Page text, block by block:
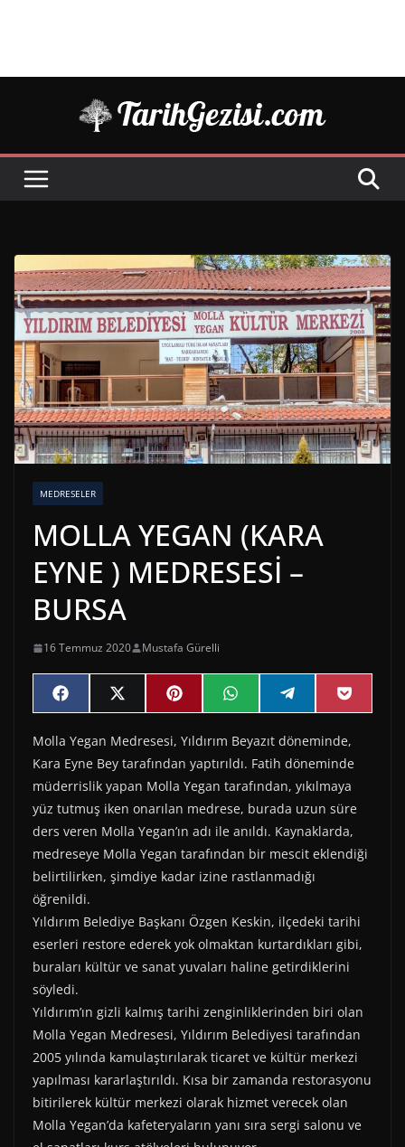
MEDRESELER
MOLLA YEGAN (KARA
EYNE ) MEDRESESİ –
BURSA
16 Temmuz 2020 Mustafa Gürelli
Share
on
F
a
e
b
o
o
k
Share
on
X
(
w
i
t
t
e
r
)
Share
on
P
i
t
e
r
e
s
t
Share
on
W
h
t
s
A
p
p
Share
on
e
e
g
r
a
m
Share
on
P
o
e
t
Molla Yegan Medresesi, Yıldırım Beyazıt döneminde,
Kara Eyne Bey tarafından yaptırıldı. Fatih döneminde
müderrislik yapan Molla Yegan tarafından, yıkılmaya
yüz tutmuş iken onarılan medrese, burada uzun süre
ders veren Molla Yegan’ın adı ile anıldı. Kaynaklarda,
medreseye Molla Yegan tarafından bir mescit eklendiği
belirtilirken, şimdiye kadar izine rastlanmadığı
öğrenildi.
Yıldırım Belediye Başkanı Özgen Keskin, ilçedeki tarihi
eserleri restore ederek yok olmaktan kurtardıkları gibi,
buraları kültür ve sanat yuvaları haline getirdiklerini
söyledi.
Yıldırım’ın gizli kalmış tarihi zenginliklerinden biri olan
Molla Yegan Medresesi, Yıldırım Belediyesi tarafından
2005 yılında kamulaştırılarak ticaret ve kültür merkezi
yapılması kararlaştırıldı. Kısa bir zamanda restorasyonu
bitirilerek kültür merkezi olarak hizmet verecek olan
Molla Yegan’da kafeteryaların yanı sıra sergi salonu ve